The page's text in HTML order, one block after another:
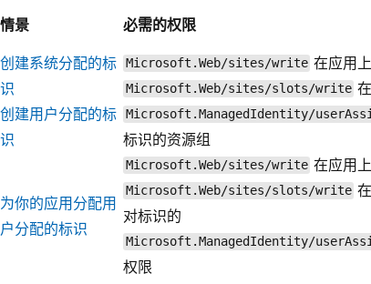
情景 必需的权限
创建系统分配的标
识
Microsoft.Web/sites/write 在应用
Microsoft.Web/sites/slots/write
创建用户分配的标
识
Microsoft.ManagedIdentity/
标识的资源组
为你的应用分配用
户分配的标识
Microsoft.Web/sites/write 在应用上
Microsoft.Web/sites/slots/write
对标识的
Microsoft.ManagedIdentity/
权限